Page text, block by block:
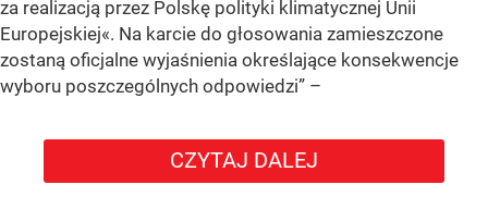
za realizacją przez Polskę polityki klimatycznej Unii
Europejskiej«. Na karcie do głosowania zamieszczone
zostaną oficjalne wyjaśnienia określające konsekwencje
wyboru poszczególnych odpowiedzi” –
CZYTAJ DALEJ